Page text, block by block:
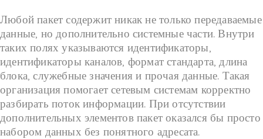
Любой пакет содержит никак не только передаваемые
данные, но дополнительно системные части. Внутри
таких полях указываются идентификаторы,
идентификаторы каналов, формат стандарта, длина
блока, служебные значения и прочая данные. Такая
организация помогает сетевым системам корректно
разбирать поток информации. При отсутствии
дополнительных элементов пакет оказался бы просто
набором данных без понятного адресата.